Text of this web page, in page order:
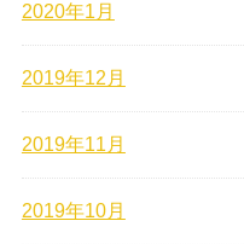
2020年1月
2019年12月
2019年11月
2019年10月